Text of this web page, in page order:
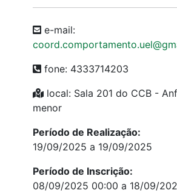
e-mail:
fone: 4333714203
local: Sala 201 do CCB -
menor
Período de Realização:
19/09/2025 a 19/09/2025
Período de Inscrição:
08/09/2025 00:00 a 18/09/